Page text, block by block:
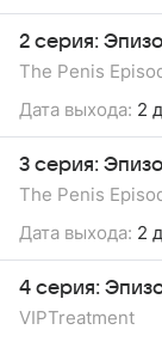
2 серия:
The Penis
Дата выхода: 2
3 серия:
The Penis
Дата выхода: 2
4 серия:
VIPTreatment